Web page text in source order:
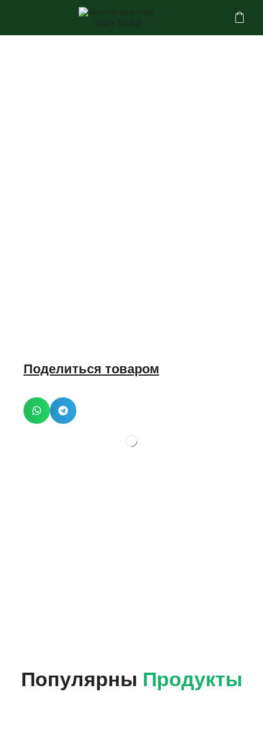
Поделиться товаром
Популярны Продукты